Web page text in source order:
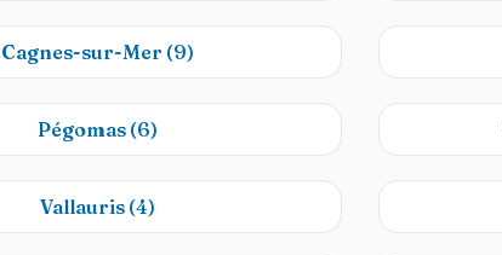
Cagnes-sur-Mer (9)
Pégomas (6)
Vallauris (4)